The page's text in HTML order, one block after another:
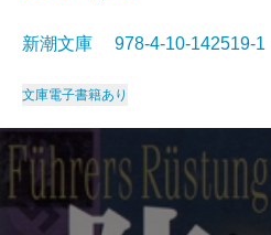
新潮文庫 978-4-10-
文庫電子書籍あり